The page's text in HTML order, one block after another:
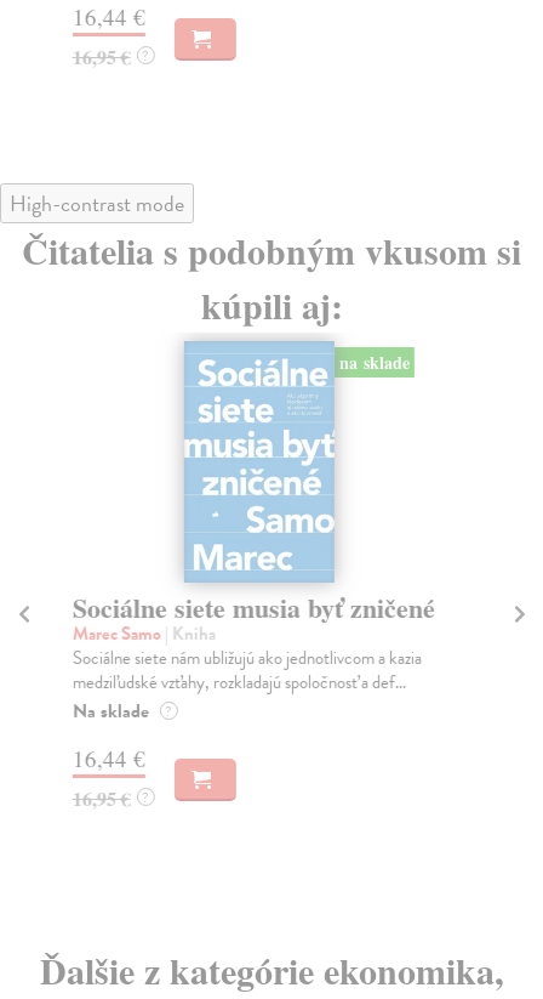
16,44 €
16,95 € ?
High-contrast mode
Čitatelia s podobným vkusom si
kúpili aj:
na sklade
Sociálne siete musia byť zničené
Marec Samo| Kniha
Sociálne siete nám ubližujú ako jednotlivcom a kazia
medziľudské vzťahy, rozkladajú spoločnosť a def...
Na sklade ?
16,44 €
16,95 € ?
Ďalšie z kategórie ekonomika,